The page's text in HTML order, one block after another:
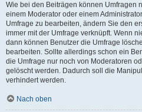
Wie bei den Beiträgen können Umfragen
einem Moderator oder einem
Umfrage zu bearbeiten, ändern Sie den
immer mit der Umfrage verknüpft. Wenn
dann können Benutzer die Umfrage
bearbeiten. Sollte allerdings schon ein
die Umfrage nur noch von Moderatoren
gelöscht werden. Dadurch soll die
verhindert werden.
Nach oben